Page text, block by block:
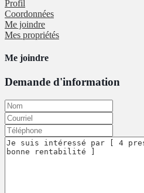
Profil
Coordonnées
Me joindre
Mes propriétés
Me joindre
Demande d'information